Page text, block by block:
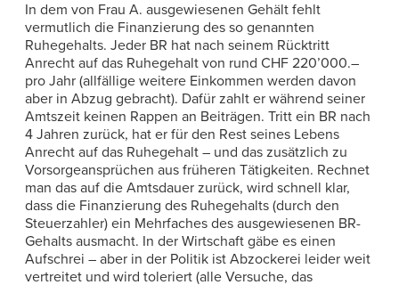
In dem von Frau A. ausgewiesenen Gehält fehlt
vermutlich die Finanzierung des so genannten
Ruhegehalts. Jeder BR hat nach seinem Rücktritt
Anrecht auf das Ruhegehalt von rund CHF 220’000.–
pro Jahr (allfällige weitere Einkommen werden davon
aber in Abzug gebracht). Dafür zahlt er während seiner
Amtszeit keinen Rappen an Beiträgen. Tritt ein BR nach
4 Jahren zurück, hat er für den Rest seines Lebens
Anrecht auf das Ruhegehalt – und das zusätzlich zu
Vorsorgeansprüchen aus früheren Tätigkeiten. Rechnet
man das auf die Amtsdauer zurück, wird schnell klar,
dass die Finanzierung des Ruhegehalts (durch den
Steuerzahler) ein Mehrfaches des ausgewiesenen BR-
Gehalts ausmacht. In der Wirtschaft gäbe es einen
Aufschrei – aber in der Politik ist Abzockerei leider weit
vertreitet und wird toleriert (alle Versuche, das